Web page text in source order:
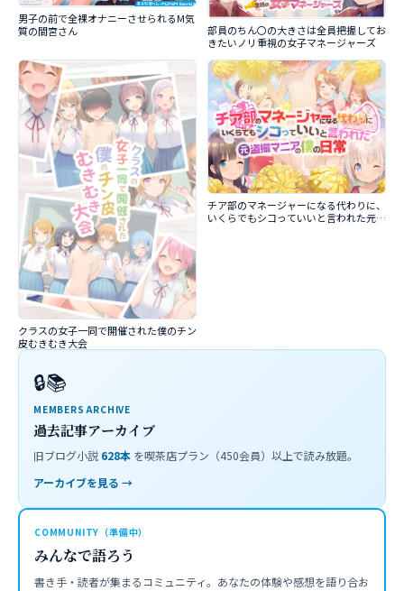
男子の前で全裸オナニーさせられるM気
質の間宮さん
部員のちん〇の大きさは全員把握してお
きたいノリ重視の女子マネージャーズ
クラスの女子一同で開催された僕のチン
皮むきむき大会
チア部のマネージャーになる代わりに、
いくらでもシコっていいと言われた元盗
🔒📚
MEMBERS ARCHIVE
過去記事アーカイブ
旧ブログ小説 628本 を喫茶店プラン（450会員）以上で読み放題。
アーカイブを見る →
COMMUNITY（準備中）
みんなで語ろう
書き手・読者が集まるコミュニティ。あなたの体験や感想を語り合お